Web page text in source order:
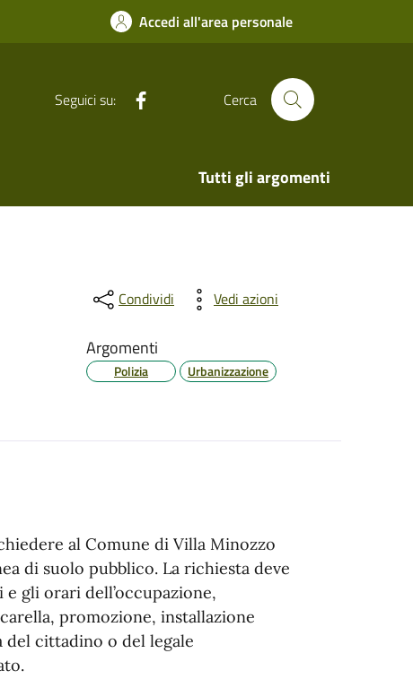
Accedi all'area personale
Seguici su: Cerca
Tutti gli argomenti
Condividi Vedi azioni
Argomenti
Polizia Urbanizzazione
al Comune di Villa Minozzo
di suolo pubblico. La richiesta deve
gli orari dell’occupazione,
promozione, installazione
del cittadino o del legale